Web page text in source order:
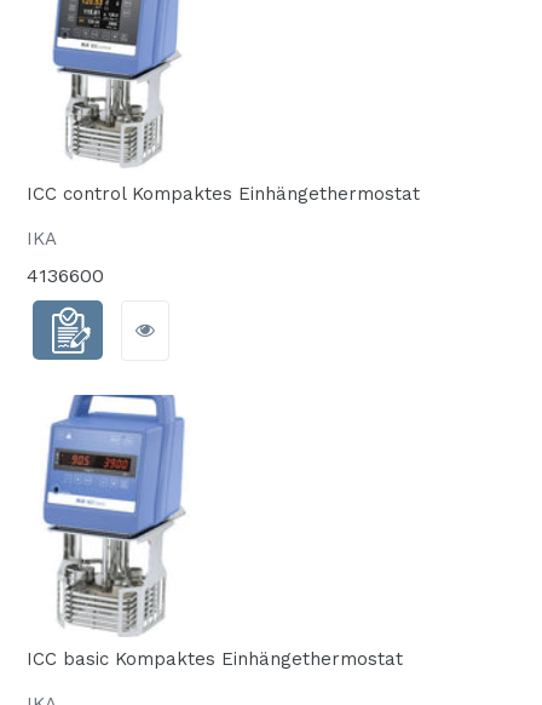
ICC control Kompaktes Einhängethermostat
IKA
4136600
ICC basic Kompaktes Einhängethermostat